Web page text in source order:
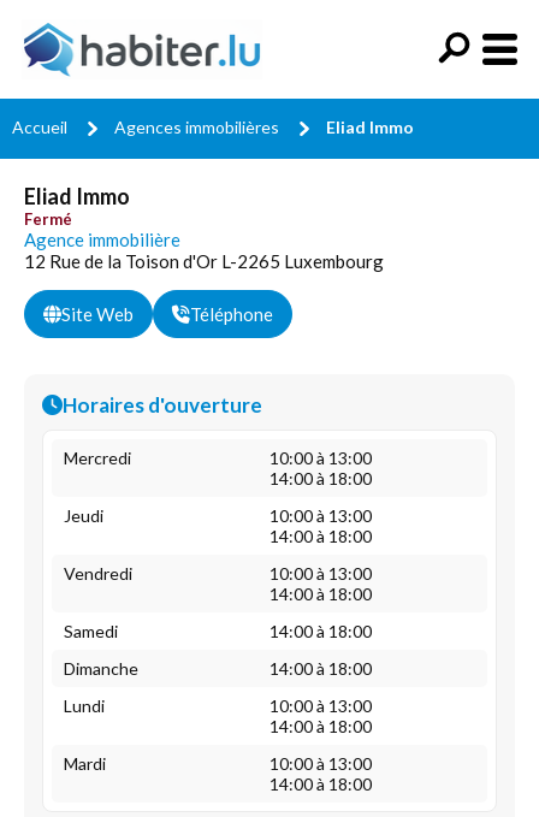
Accueil Agences immobilières Eliad Immo
Eliad Immo
Fermé
Agence immobilière
12 Rue de la Toison d'Or L-2265 Luxembourg
Site Web Téléphone
Horaires d'ouverture
Mercredi
10:00 à 13:00
14:00 à 18:00
Jeudi
10:00 à 13:00
14:00 à 18:00
Vendredi
10:00 à 13:00
14:00 à 18:00
Samedi
14:00 à 18:00
Dimanche
14:00 à 18:00
Lundi
10:00 à 13:00
14:00 à 18:00
Mardi
10:00 à 13:00
14:00 à 18:00